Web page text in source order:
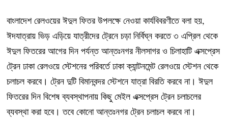
বাংলাদেশ রেলওয়ের ঈদুল ফিতর উপলক্ষে নেওয়া কার্যবিবরণীতে বলা হয়,
ঈদযাত্রায় ভিড় এড়িয়ে যাত্রীদের ট্রেনে চড়া নির্বিঘ্ন করতে ৩ এপ্রিল থেকে
ঈদুল ফিতরের আগের দিন পর্যন্ত আন্তঃনগর নীলসাগর ও চিলাহাটি এক্সপ্রেস
ট্রেন ঢাকা রেলওয়ে স্টেশনের পরিবর্তে ঢাকা ক্যান্টনমেন্ট রেলওয়ে স্টেশন থেকে
চলাচল করবে। ট্রেন দুটি বিমানবন্দর স্টেশনে যাত্রা বিরতি করবে না। ঈদুল
ফিতরের দিন বিশেষ ব্যবস্থাপনায় কিছু মেইল এক্সপ্রেস ট্রেন চলাচলের
ব্যবস্থা করা হবে। তবে কোনো আন্তঃনগর ট্রেন চলাচল করবে না।